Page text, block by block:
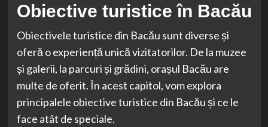
Obiective turistice în Bacău
Obiectivele turistice din Bacău sunt diverse și
oferă o experiență unică vizitatorilor. De la muzee
și galerii, la parcuri și grădini, orașul Bacău are
multe de oferit. În acest capitol, vom explora
principalele obiective turistice din Bacău și ce le
face atât de speciale.